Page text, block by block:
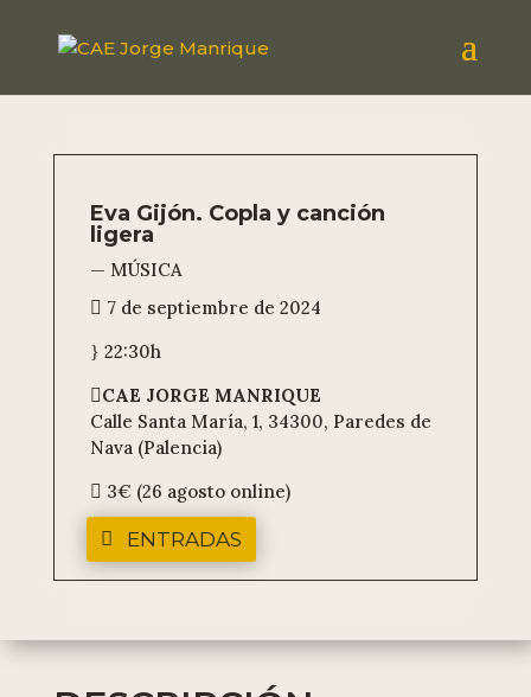
Eva Gijón. Copla y canción
ligera
— MÚSICA
 7 de septiembre de 2024
} 22:30h
CAE JORGE MANRIQUE
Calle Santa María, 1, 34300, Paredes de
Nava (Palencia)
 3€ (26 agosto online)
ENTRADAS